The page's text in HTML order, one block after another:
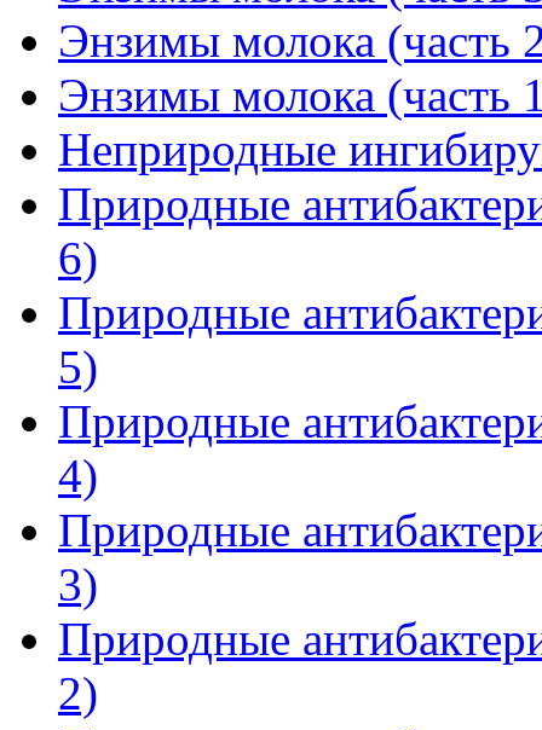
Энзимы молока (часть
Энзимы молока (часть
Неприродные
Природные
6)
Природные
5)
Природные
4)
Природные
3)
Природные
2)